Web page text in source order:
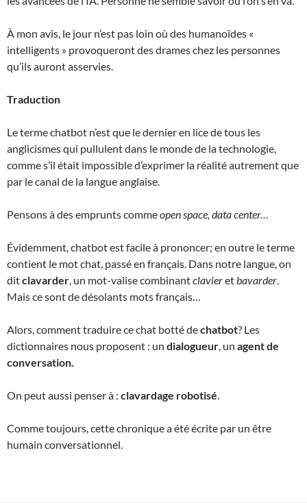
À mon avis, le jour n’est pas loin où des humanoïdes «
intelligents » provoqueront des drames chez les personnes
qu’ils auront asservies.
Traduction
Le terme chatbot n’est que le dernier en lice de tous les
anglicismes qui pullulent dans le monde de la technologie,
comme s’il était impossible d’exprimer la réalité autrement que
par le canal de la langue anglaise.
Pensons à des emprunts commeopen space, data center…
Évidemment, chatbot est facile à prononcer; en outre le terme
contient le mot chat, passé en français. Dans notre langue, on
ditclavarder, un mot-valise combinantclavieretbavarder.
Mais ce sont de désolants mots français…
Alors, comment traduire ce chat botté dechatbot? Les
dictionnaires nous proposent : un dialogueur, un agent de
conversation.
On peut aussi penser à : clavardage robotisé.
Comme toujours, cette chronique a été écrite par un être
humain conversationnel.